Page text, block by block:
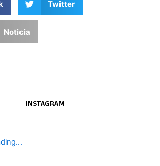
Twitter
INSTAGRAM